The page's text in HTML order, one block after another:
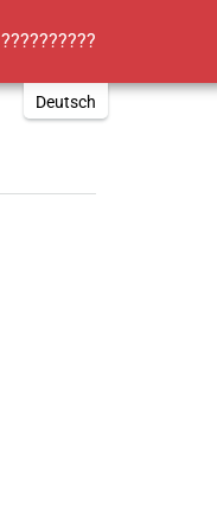
??????????
Deutsch